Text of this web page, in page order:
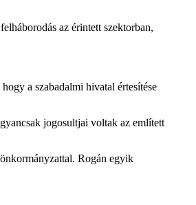
az érintett szektorban,
a szabadalmi hivatal értesítése
jogosultjai voltak az említett
Rogán egyik